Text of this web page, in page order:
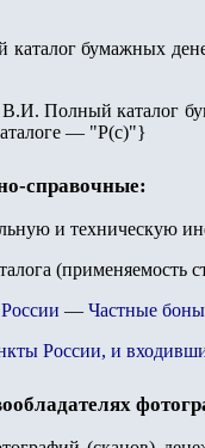
бумажных
Полный каталог
— "Р(с)"}
справочные:
и техническую
(применяемость
— Частные
России, и